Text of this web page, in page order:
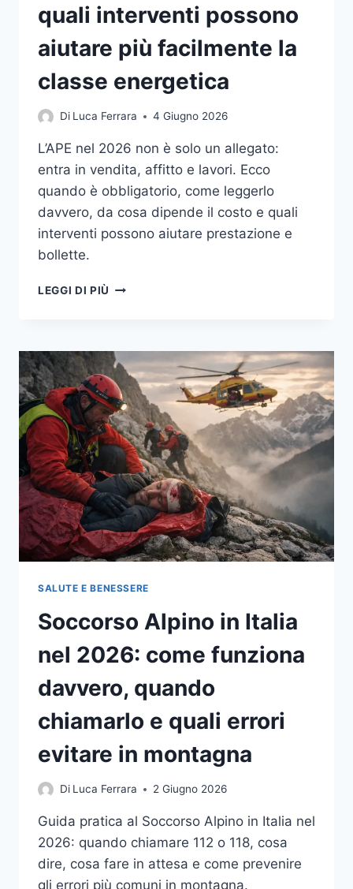
quali interventi possono
aiutare più facilmente la
classe energetica
Di Luca Ferrara 4 Giugno 2026
L’APE nel 2026 non è solo un allegato:
entra in vendita, affitto e lavori. Ecco
quando è obbligatorio, come leggerlo
davvero, da cosa dipende il costo e quali
interventi possono aiutare prestazione e
bollette.
LEGGI DI PIÙ CERTIFICAZIONE
IN
ITALIA
NEL
2026:
QUANDO
SERVE
DAVVERO,
QUANTO
COSTA
E
QUALI
INTERVENTI
POSSONO
PIÙ
LA
CLASSE
ENERGETICA
SALUTE E BENESSERE
Soccorso Alpino in Italia
nel 2026: come funziona
davvero, quando
chiamarlo e quali errori
evitare in montagna
Di Luca Ferrara 2 Giugno 2026
Guida pratica al Soccorso Alpino in Italia nel
2026: quando chiamare 112 o 118, cosa
dire, cosa fare in attesa e come prevenire
gli errori più comuni in montagna.